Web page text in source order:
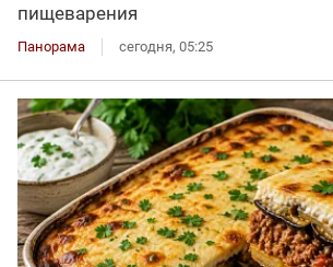
пищеварения
Панорама сегодня, 05:25